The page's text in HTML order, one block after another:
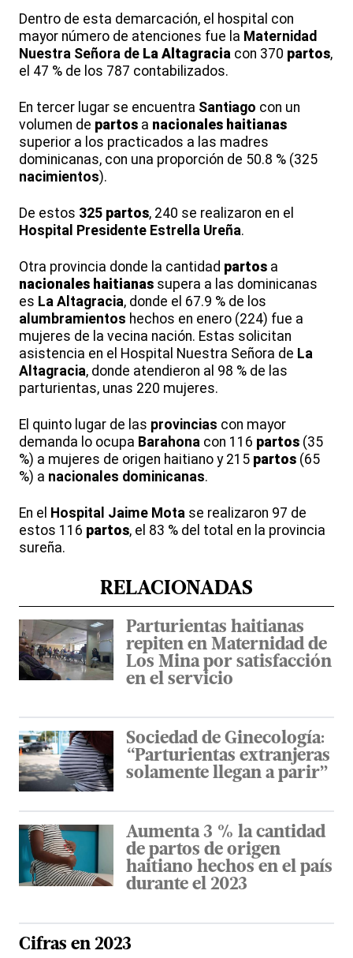
Dentro de esta demarcación, el hospital con
mayor número de atenciones fue la Maternidad
Nuestra Señora de La Altagracia con 370 partos,
el 47 % de los 787 contabilizados.
En tercer lugar se encuentra Santiago con un
volumen de partos a nacionales haitianas
superior a los practicados a las madres
dominicanas, con una proporción de 50.8 % (325
nacimientos).
De estos 325 partos, 240 se realizaron en el
Hospital Presidente Estrella Ureña.
Otra provincia donde la cantidad partos a
nacionales haitianas supera a las dominicanas
es La Altagracia, donde el 67.9 % de los
alumbramientos hechos en enero (224) fue a
mujeres de la vecina nación. Estas solicitan
asistencia en el Hospital Nuestra Señora de La
Altagracia, donde atendieron al 98 % de las
parturientas, unas 220 mujeres.
El quinto lugar de las provincias con mayor
demanda lo ocupa Barahona con 116 partos (35
%) a mujeres de origen haitiano y 215 partos (65
%) a nacionales dominicanas.
En el Hospital Jaime Mota se realizaron 97 de
estos 116 partos, el 83 % del total en la provincia
sureña.
RELACIONADAS
Parturientas haitianas
repiten en Maternidad de
Los Mina por satisfacción
en el servicio
Sociedad de Ginecología:
“Parturientas extranjeras
solamente llegan a parir”
Aumenta 3 % la cantidad
de partos de origen
haitiano hechos en el país
durante el 2023
Cifras en 2023